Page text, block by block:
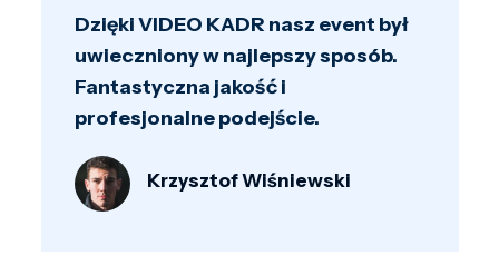
Korzystaliśmy z usług VIDEO KADR
i byliśmy zachwyceni efektami. Ich
profesjonalizm naprawdę wyróżnia
ich na tle konkurencji.
Jan Kowalski